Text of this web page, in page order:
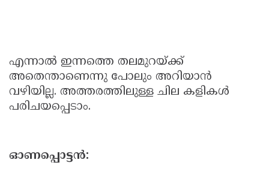
എന്നാല്‍ ഇന്നത്തെ തലമുറയ്ക്ക്
അതെന്താണെന്നു പോലും അറിയാന്‍
വഴിയില്ല. അത്തരത്തിലുള്ള ചില കളികള്‍
പരിചയപ്പെടാം.
ഓണപ്പൊട്ടന്‍: